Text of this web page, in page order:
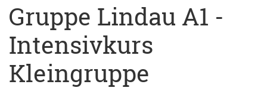
Gruppe Lindau A1 -
Intensivkurs
Kleingruppe